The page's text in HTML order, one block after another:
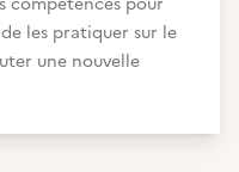
les pratiquer sur le
une nouvelle